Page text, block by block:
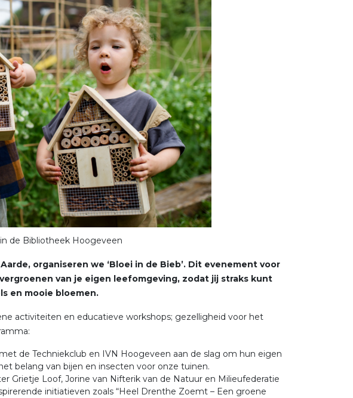
de Bibliotheek Hoogeveen
organiseren we ‘Bloei in de Bieb’. Dit evenement voor
van je eigen leefomgeving, zodat jij straks kunt
en mooie bloemen.
activiteiten en educatieve workshops; gezelligheid voor het
de Techniekclub en IVN Hoogeveen aan de slag om hun eigen
belang van bijen en insecten voor onze tuinen.
Grietje Loof, Jorine van Nifterik van de Natuur en Milieufederatie
initiatieven zoals “Heel Drenthe Zoemt – Een groene